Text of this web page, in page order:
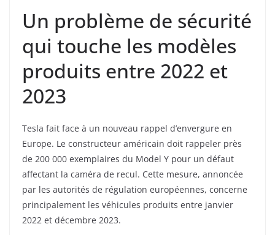
Un problème de sécurité
qui touche les modèles
produits entre 2022 et
2023
Tesla fait face à un nouveau rappel d’envergure en
Europe. Le constructeur américain doit rappeler près
de 200 000 exemplaires du Model Y pour un défaut
affectant la caméra de recul. Cette mesure, annoncée
par les autorités de régulation européennes, concerne
principalement les véhicules produits entre janvier
2022 et décembre 2023.